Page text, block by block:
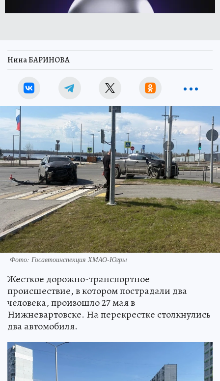
Нина БАРИНОВА
Фото: Госавтоинспекция ХМАО-Югры
Жесткое дорожно-транспортное
происшествие, в котором пострадали два
человека, произошло 27 мая в
Нижневартовске. На перекрестке столкнулись
два автомобиля.